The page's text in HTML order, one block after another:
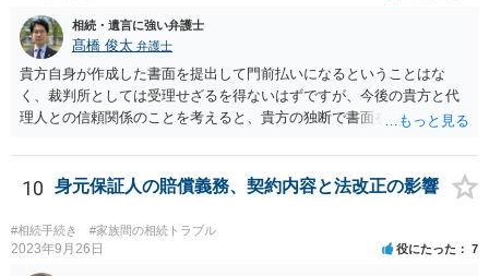
相続・遺言に強い弁護士
髙橋 俊太 弁護士
貴方自身が作成した書面を提出して門前払いになるということはな
く、裁判所としては受理せざるを得ないはずですが、今後の貴方と代
理人との信頼関係のことを考えると、貴方の独断で書面を提出したり
士が主張書面の提出を渋っているようですが、弁護士として提出の実
益がないと考えている可能性もあると思いますので、そのあたりも含
めて、弁護士見解を確認等するためによく打ち合わせた方がよいと思
います。単に面倒臭いということで書面提出をしないということであ
れば、当該弁護士との委任関係を修了した上で、貴方のほうで書面提
出することを検討なさった方がよいでしょう。
10 身元保証人の賠償義務、契約内容と法改正の影響
#相続手続き #家族間の相続トラブル
2023年9月26日 役にたった 7